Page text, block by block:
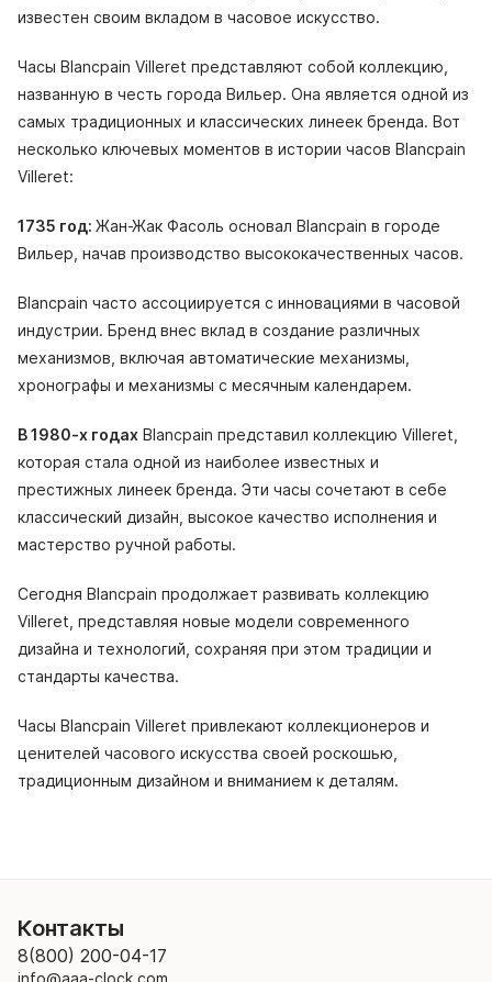
известен своим вкладом в часовое искусство.
Часы Blancpain Villeret представляют собой коллекцию,
названную в честь города Вильер. Она является одной из
самых традиционных и классических линеек бренда. Вот
несколько ключевых моментов в истории часов Blancpain
Villeret:
1735 год: Жан-Жак Фасоль основал Blancpain в городе
Вильер, начав производство высококачественных часов.
Blancpain часто ассоциируется с инновациями в часовой
индустрии. Бренд внес вклад в создание различных
механизмов, включая автоматические механизмы,
хронографы и механизмы с месячным календарем.
В 1980-х годах Blancpain представил коллекцию Villeret,
которая стала одной из наиболее известных и
престижных линеек бренда. Эти часы сочетают в себе
классический дизайн, высокое качество исполнения и
мастерство ручной работы.
Сегодня Blancpain продолжает развивать коллекцию
Villeret, представляя новые модели современного
дизайна и технологий, сохраняя при этом традиции и
стандарты качества.
Часы Blancpain Villeret привлекают коллекционеров и
ценителей часового искусства своей роскошью,
традиционным дизайном и вниманием к деталям.
Контакты
8(800) 200-04-17
info@aaa-clock.com